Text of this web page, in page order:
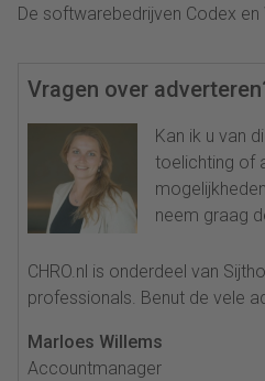
De softwarebedrijven Codex en
Vragen over
Kan ik u van
toelichting of
neem graag
CHRO.nl is onderdeel van
professionals. Benut de vele
Marloes Willems
Accountmanager